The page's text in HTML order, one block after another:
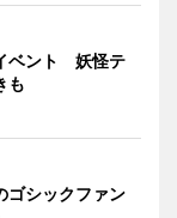
ベント 妖怪テ
も
ゴシックファン